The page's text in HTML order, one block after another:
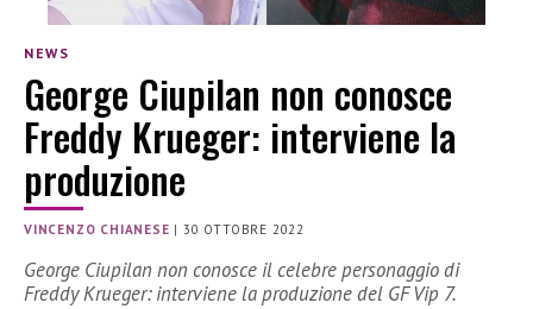
NEWS
George Ciupilan non conosce
Freddy Krueger: interviene la
produzione
VINCENZO CHIANESE |30 OTTOBRE 2022
George Ciupilan non conosce il celebre personaggio di
Freddy Krueger: interviene la produzione del GF Vip 7.